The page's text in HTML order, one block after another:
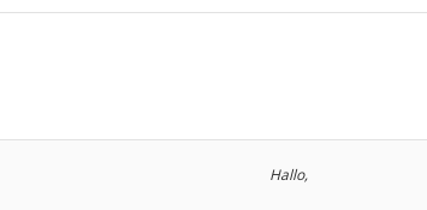
Hallo,